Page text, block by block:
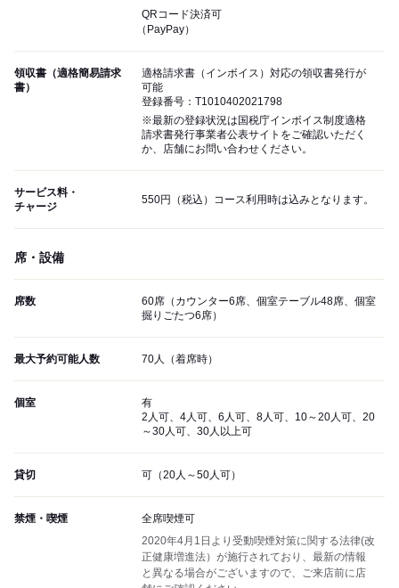
QRコード決済可
（PayPay）
領収書（適格簡易請求
書）
適格請求書（インボイス）対応の領収書発行が
可能
登録番号：T1010402021798
※最新の登録状況は国税庁インボイス制度適格
請求書発行事業者公表サイトをご確認いただく
か、店舗にお問い合わせください。
サービス料・
チャージ
550円（税込）コース利用時は込みとなります。
席・設備
席数
60席（カウンター6席、個室テーブル48席、個室
掘りごたつ6席）
最大予約可能人数 70人（着席時）
個室
有
2人可、4人可、6人可、8人可、10～20人可、20
～30人可、30人以上可
貸切 可（20人～50人可）
禁煙・喫煙
全席喫煙可
2020年4月1日より受動喫煙対策に関する法律(改
正健康増進法）が施行されており、最新の情報
と異なる場合がございますので、ご来店前に店